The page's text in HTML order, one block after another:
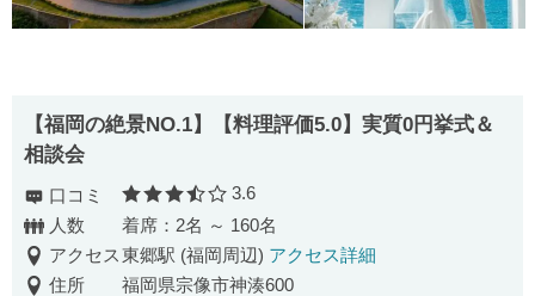
【福岡の絶景NO.1】【料理評価5.0】実質0円挙式＆
相談会
口コミ 口コミ評価
3.6
人数
着席：2名 ～ 160名
アクセス東郷駅 (福岡周辺) アクセス詳細
住所
福岡県宗像市神湊600